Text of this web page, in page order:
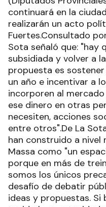
continuará en la
realizarán un acto
Fuertes.Consultado
Sota señaló que: "hay
subsidiada y volver a
propuesta es
un año e incentivar a
incorporen al
ese dinero en otras
necesiten, acciones
entre otros".De La
han construido a nivel
Massa como "un
porque en más de
somos los únicos
desafío de debatir
ideas y propuestas. Si